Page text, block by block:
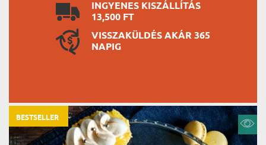
INGYENES KISZÁLLÍTÁS
13,500 FT
VISSZAKÜLDÉS AKÁR 365
NAPIG
BESTSELLER